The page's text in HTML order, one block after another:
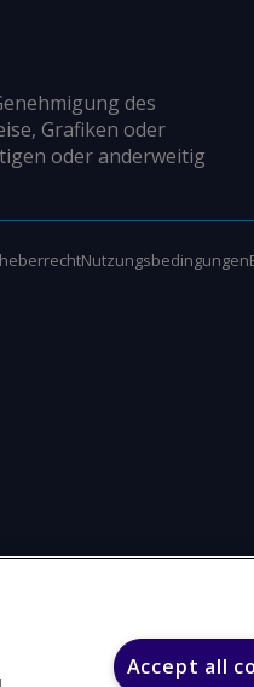
des
Grafiken oder
oder anderweitig
Nutzungsbedingungen
Accept all